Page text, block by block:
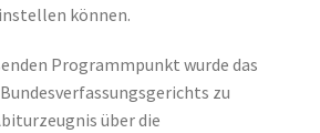
können.
Programmpunkt wurde das
zu
über die